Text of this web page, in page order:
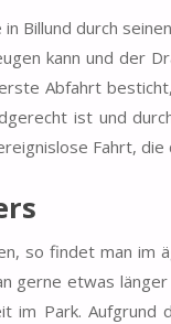
Billund durch
kann und der
Abfahrt
ist und
Fahrt, die
so findet man im
gerne etwas
im Park. Aufgrund